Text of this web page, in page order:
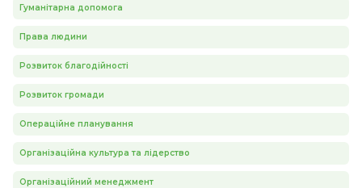
Гуманітарна допомога
Права людини
Розвиток благодійності
Розвиток громади
Операційне планування
Організаційна культура та лідерство
Організаційний менеджмент